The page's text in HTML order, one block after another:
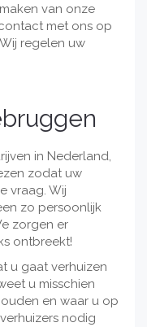
van onze
met ons op
regelen uw
in Nederland,
zodat uw
vraag. Wij
zo persoonlijk
zorgen er
ontbreekt!
u gaat verhuizen
u misschien
en waar u op
nodig